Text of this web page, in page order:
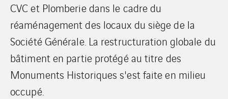
CVC et Plomberie dans le cadre du
réaménagement des locaux du siège de la
Société Générale. La restructuration globale du
bâtiment en partie protégé au titre des
Monuments Historiques s'est faite en milieu
occupé.